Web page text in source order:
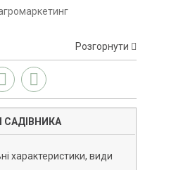
Розгорнути
САДІВНИКА
характеристики, види